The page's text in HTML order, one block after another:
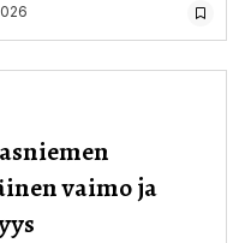
vaimo ja